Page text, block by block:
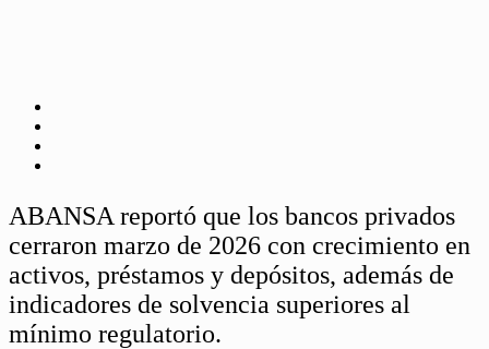
ABANSA reportó que los bancos privados
cerraron marzo de 2026 con crecimiento en
activos, préstamos y depósitos, además de
indicadores de solvencia superiores al
mínimo regulatorio.